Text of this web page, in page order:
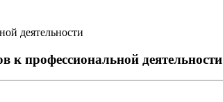
деятельности
профессиональной деятельности